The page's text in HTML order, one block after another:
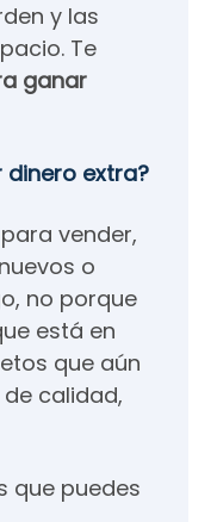
y las
Te
ganar
dinero extra?
vender,
o
no porque
está en
que aún
calidad,
que puedes